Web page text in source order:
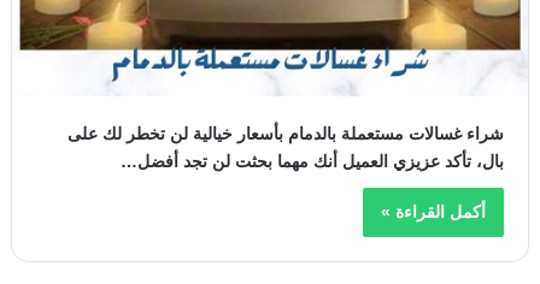
شراء غسالات مستعملة بالدمام بأسعار خيالية لن تخطر لك على
بال، تأكد عزيزي العميل أنك مهما بحثت لن تجد أفضل…
أكمل القراءة »